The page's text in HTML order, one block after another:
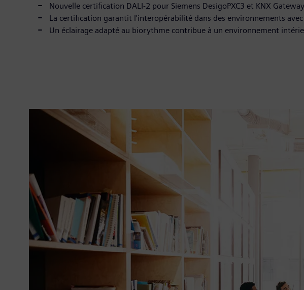
Nouvelle certification DALI-2 pour Siemens DesigoPXC3 et KNX
La certification garantit l'interopérabilité dans des environnements
Un éclairage adapté au biorythme contribue à un environnement